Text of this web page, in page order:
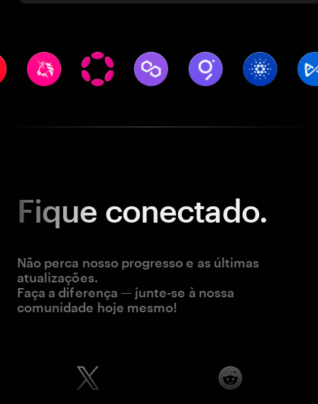
Fique conectado.
Não perca nosso progresso e as últimas
atualizações.
Faça a diferença — junte-se à nossa
comunidade hoje mesmo!